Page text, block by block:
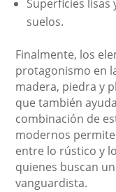
Superficies lisas
suelos.
Finalmente, los
protagonismo en
madera, piedra y
que también
combinación de
modernos
entre lo rústico y
quienes buscan
vanguardista.